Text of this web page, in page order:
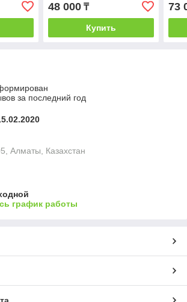
48 000₸
Купить
73
за последний год
Алматы, Казахстан
график работы